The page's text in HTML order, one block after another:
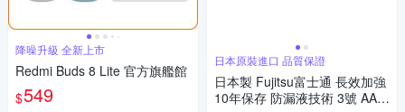
降噪升級 全新上市
Redmi Buds 8 Lite 官方旗艦館
$549
日本原裝進口 品質保證
日本製 Fujitsu富士通 長效加強
10年保存 防漏液技術 3號 AA /